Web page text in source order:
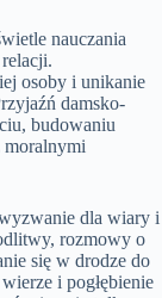
nauczania
osoby i unikanie
damsko-
budowaniu
moralnymi
dla wiary i
rozmowy o
się w drodze do
i pogłębienie